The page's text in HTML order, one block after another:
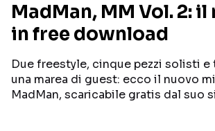
RECENSIONI MUSICALI
INTERVISTE
GOSSIP E CURIOSITÀ
TESTI
TALENT
MadMan, MM Vol. 2:
in free download
Due freestyle, cinque pezzi solisti
una marea di guest: ecco il nuovo
MadMan, scaricabile gratis dal suo